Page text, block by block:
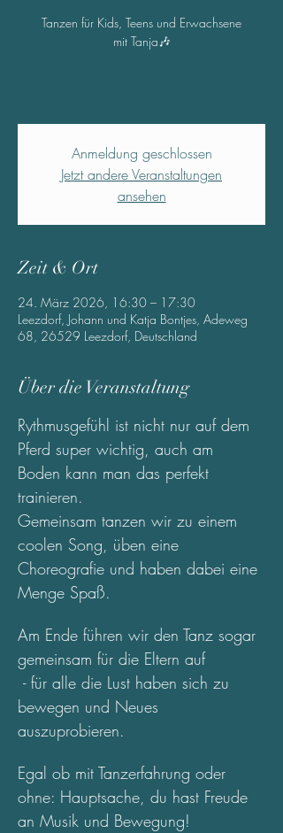
Tanzen für Kids, Teens und Erwachsene
mit Tanja🎶
Anmeldung geschlossen
Jetzt andere Veranstaltungen
ansehen
Zeit & Ort
24. März 2026, 16:30 – 17:30
Leezdorf, Johann und Katja Bontjes, Adeweg
68, 26529 Leezdorf, Deutschland
Über die Veranstaltung
Rythmusgefühl ist nicht nur auf dem
Pferd super wichtig, auch am
Boden kann man das perfekt
trainieren.
Gemeinsam tanzen wir zu einem
coolen Song, üben eine
Choreografie und haben dabei eine
Menge Spaß.
Am Ende führen wir den Tanz sogar
gemeinsam für die Eltern auf
bewegen und Neues
auszuprobieren.
Egal ob mit Tanzerfahrung oder
ohne: Hauptsache, du hast Freude
an Musik und Bewegung!